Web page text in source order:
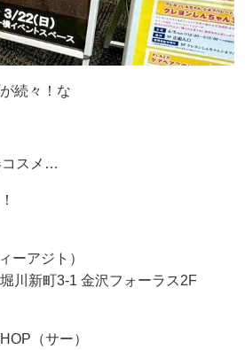
続々！な
コスメ…
ーアジト）
川新町3-1 金沢フォーラス2F
（サー）